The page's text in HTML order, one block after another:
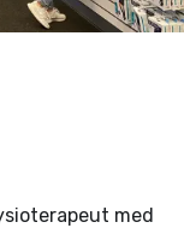
med